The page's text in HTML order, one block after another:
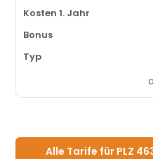
Alle Tarife für PLZ